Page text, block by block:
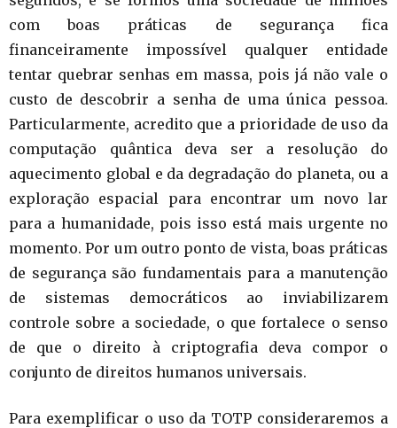
com boas práticas de segurança fica
financeiramente impossível qualquer entidade
tentar quebrar senhas em massa, pois já não vale o
custo de descobrir a senha de uma única pessoa.
Particularmente, acredito que a prioridade de uso da
computação quântica deva ser a resolução do
aquecimento global e da degradação do planeta, ou a
exploração espacial para encontrar um novo lar
para a humanidade, pois isso está mais urgente no
momento. Por um outro ponto de vista, boas práticas
de segurança são fundamentais para a manutenção
de sistemas democráticos ao inviabilizarem
controle sobre a sociedade, o que fortalece o senso
de que o direito à criptografia deva compor o
conjunto de direitos humanos universais.
Para exemplificar o uso da TOTP consideraremos a